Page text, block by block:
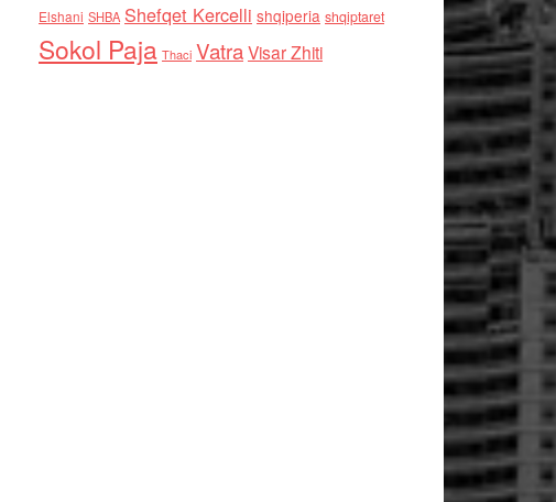
Elshani SHBA Shefqet Kercelli shqiperia shqiptaret
Sokol Paja Thaci VatraVisar Zhiti